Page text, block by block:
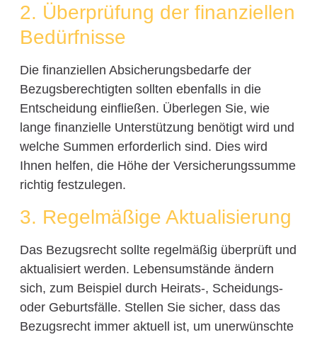
2. Überprüfung der finanziellen
Bedürfnisse
Die finanziellen Absicherungsbedarfe der
Bezugsberechtigten sollten ebenfalls in die
Entscheidung einfließen. Überlegen Sie, wie
lange finanzielle Unterstützung benötigt wird und
welche Summen erforderlich sind. Dies wird
Ihnen helfen, die Höhe der Versicherungssumme
richtig festzulegen.
3. Regelmäßige Aktualisierung
Das Bezugsrecht sollte regelmäßig überprüft und
aktualisiert werden. Lebensumstände ändern
sich, zum Beispiel durch Heirats-, Scheidungs-
oder Geburtsfälle. Stellen Sie sicher, dass das
Bezugsrecht immer aktuell ist, um unerwünschte